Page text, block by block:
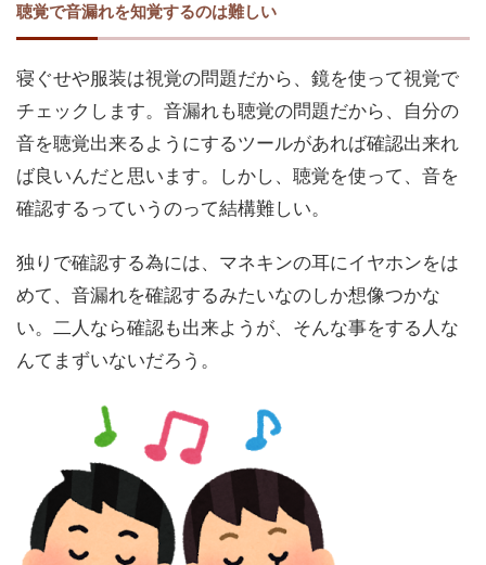
聴覚で音漏れを知覚するのは難しい
寝ぐせや服装は視覚の問題だから、鏡を使って視覚で
チェックします。音漏れも聴覚の問題だから、自分の
音を聴覚出来るようにするツールがあれば確認出来れ
ば良いんだと思います。しかし、聴覚を使って、音を
確認するっていうのって結構難しい。
独りで確認する為には、マネキンの耳にイヤホンをは
めて、音漏れを確認するみたいなのしか想像つかな
い。二人なら確認も出来ようが、そんな事をする人な
んてまずいないだろう。